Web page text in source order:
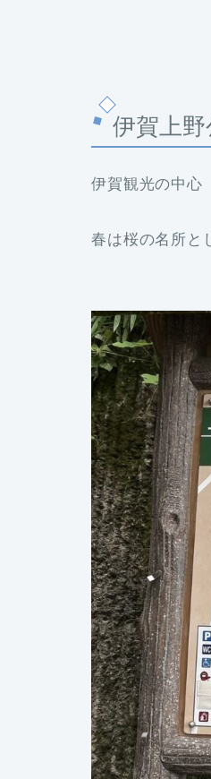
伊賀上
伊賀観光の中心
春は桜の名所